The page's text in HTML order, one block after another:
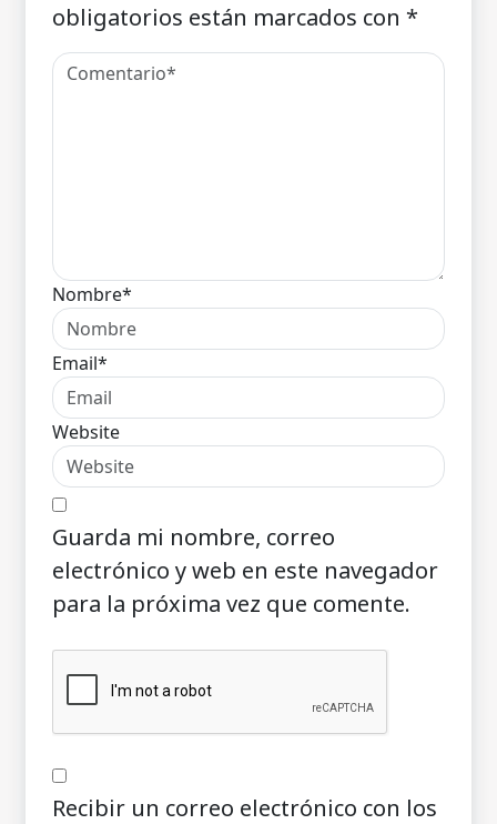
obligatorios están marcados con *
Nombre*
Email*
Website
Guarda mi nombre, correo
electrónico y web en este navegador
para la próxima vez que comente.
Recibir un correo electrónico con los